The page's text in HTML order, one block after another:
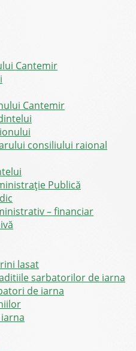
Cantemir
Cantemir
consiliului raional
Publică
– financiar
lasat
sarbatorilor de iarna
de iarna